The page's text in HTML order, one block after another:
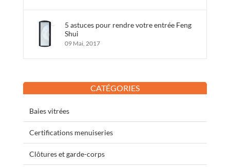
5 astuces pour rendre votre entrée Feng
Shui
09 Mai, 2017
CATÉGORIES
Baies vitrées
Certifications menuiseries
Clôtures et garde-corps